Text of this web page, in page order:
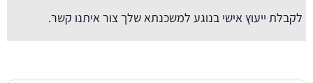
לקבלת ייעוץ אישי בנוגע למשכנתא שלך צור איתנו קשר.